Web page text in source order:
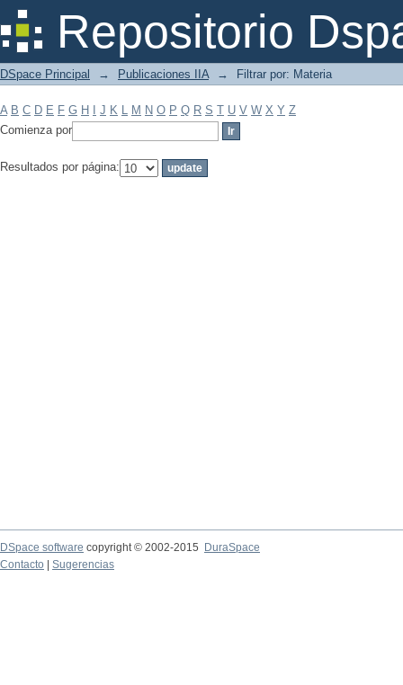
Repositorio
Filtrar por: Materia
DSpace Principal → Publicaciones IIA → Filtrar por: Materia
A B C D E F G H J K L M N O P Q R S T U V W X Y Z
Comienza por
Resultados por página:
DSpace software copyright © 2002-2015
DuraSpace
Contacto
Sugerencias